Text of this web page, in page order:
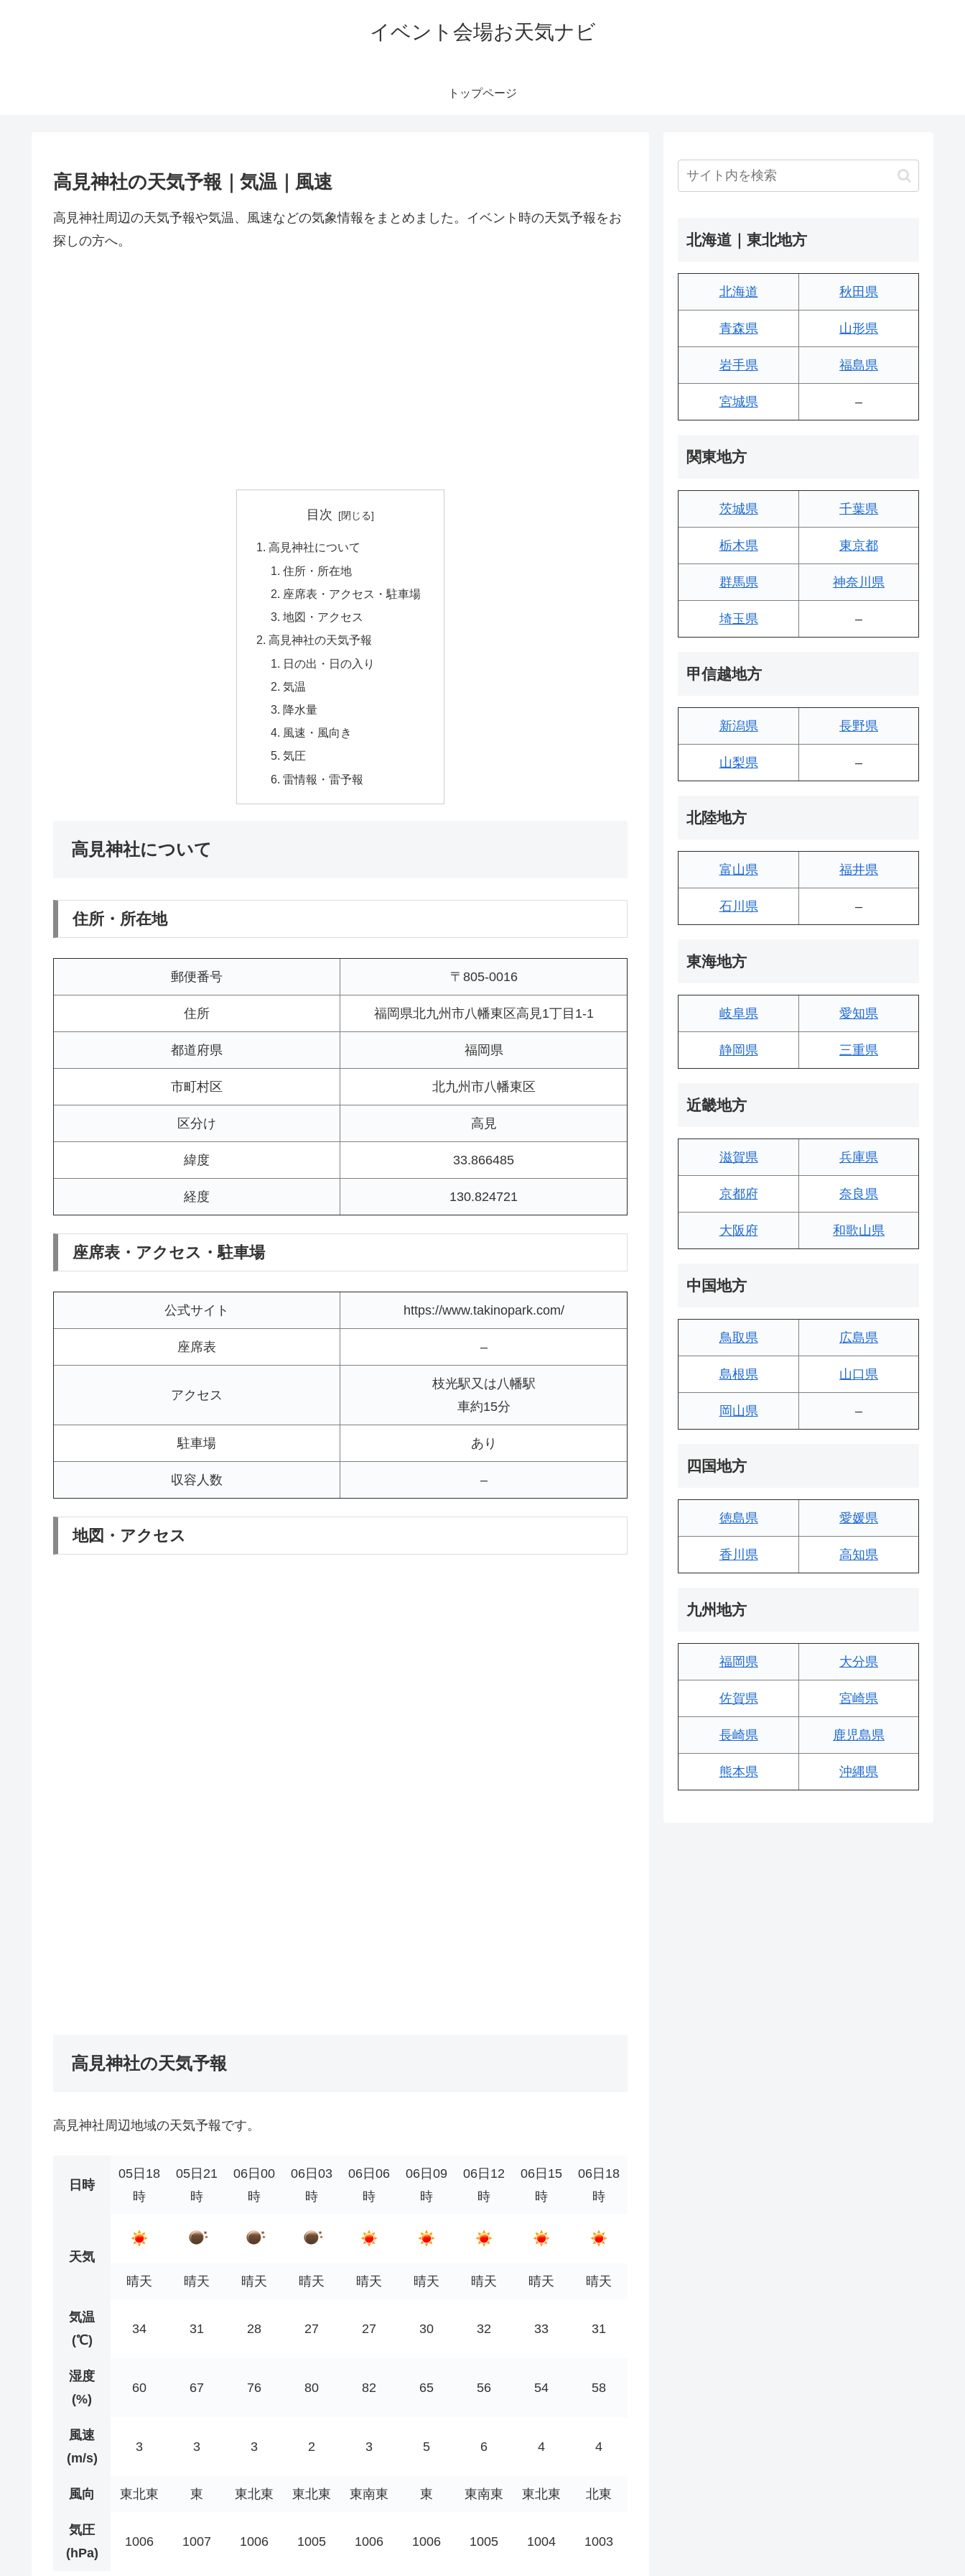
イベント会場お天気ナビ
トップページ
高見神社の天気予報｜気温｜風速
高見神社周辺の天気予報や気温、風速などの気象情報をまとめました。イベント時の天気予報をお
探しの方へ。
目次
高見神社について
住所・所在地
座席表・アクセス・駐車場
地図・アクセス
高見神社の天気予報
日の出・日の入り
気温
降水量
風速・風向き
気圧
雷情報・雷予報
高見神社について
住所・所在地
郵便番号 〒805-0016
住所 福岡県北九州市八幡東区高見1丁目1-1
都道府県 福岡県
市町村区 北九州市八幡東区
区分け 高見
緯度 33.866485
経度 130.824721
座席表・アクセス・駐車場
公式サイト https://www.takinopark.com/
座席表 –
アクセス
枝光駅又は八幡駅
車約15分
駐車場 あり
収容人数 –
地図・アクセス
高見神社の天気予報
高見神社周辺地域の天気予報です。
日時
05日18
時
05日21
時
06日00
時
06日03
時
06日06
時
06日09
時
06日12
時
06日15
時
06日18
時
天気
晴天
晴天 晴天 晴天 晴天 晴天 晴天 晴天 晴天
気温
(℃)
34 31 28 27 27 30 32 33 31
湿度
(%)
60 67 76 80 82 65 56 54 58
風速
(m/s)
3 3 3 2 3 5 6 4 4
風向 東北東 東 東北東 東北東 東南東 東 東南東 東北東 北東
気圧
(hPa)
1006 1007 1006 1005 1006 1006 1005 1004 1003
北海道｜東北地方
北海道 秋田県
青森県 山形県
岩手県 福島県
宮城県 –
関東地方
茨城県 千葉県
栃木県 東京都
群馬県 神奈川県
埼玉県 –
甲信越地方
新潟県 長野県
山梨県 –
北陸地方
富山県 福井県
石川県 –
東海地方
岐阜県 愛知県
静岡県 三重県
近畿地方
滋賀県 兵庫県
京都府 奈良県
大阪府 和歌山県
中国地方
鳥取県 広島県
島根県 山口県
岡山県 –
四国地方
徳島県 愛媛県
香川県 高知県
九州地方
福岡県 大分県
佐賀県 宮崎県
長崎県 鹿児島県
熊本県 沖縄県